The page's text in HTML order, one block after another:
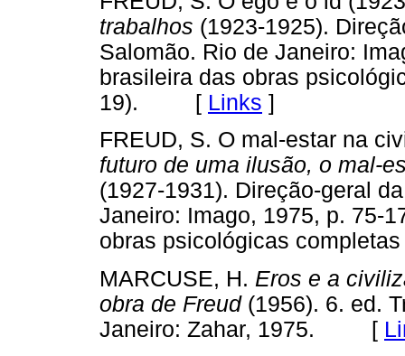
trabalhos (1923-1925).
Salomão. Rio de Janeiro:
brasileira das obras
19). [ Links ]
FREUD, S. O mal-estar na
futuro de uma ilusão, o mal-
(1927-1931). Direção-geral
Janeiro: Imago, 1975, p. 75-
obras psicológicas
MARCUSE, H. Eros e a
obra de Freud(1956). 6. ed.
Janeiro: Zahar, 1975. [